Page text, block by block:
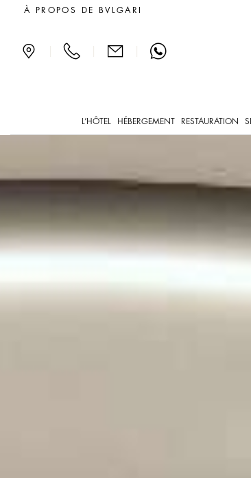
Bvlgari Hotel Milano
À PROPOS DE BVLGARI
L’HÔTEL HÉBERGEMENT RESTAURATION